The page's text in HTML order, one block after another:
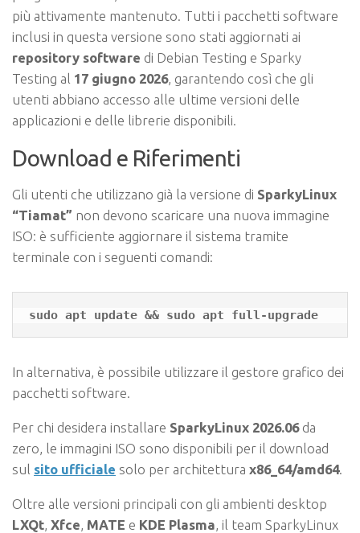
più attivamente mantenuto. Tutti i pacchetti software
inclusi in questa versione sono stati aggiornati ai
repository software di Debian Testing e Sparky
Testing al 17 giugno 2026, garantendo così che gli
utenti abbiano accesso alle ultime versioni delle
applicazioni e delle librerie disponibili.
Download e Riferimenti
Gli utenti che utilizzano già la versione di SparkyLinux
“Tiamat” non devono scaricare una nuova immagine
ISO: è sufficiente aggiornare il sistema tramite
terminale con i seguenti comandi:
sudo apt update && sudo apt full-upgrade
In alternativa, è possibile utilizzare il gestore grafico dei
pacchetti software.
Per chi desidera installare SparkyLinux 2026.06da
zero, le immagini ISO sono disponibili per il download
sul sito ufficiale solo per architettura x86_64/amd64.
Oltre alle versioni principali con gli ambienti desktop
LXQt Xfce MATE e KDE Plasma , il team SparkyLinux